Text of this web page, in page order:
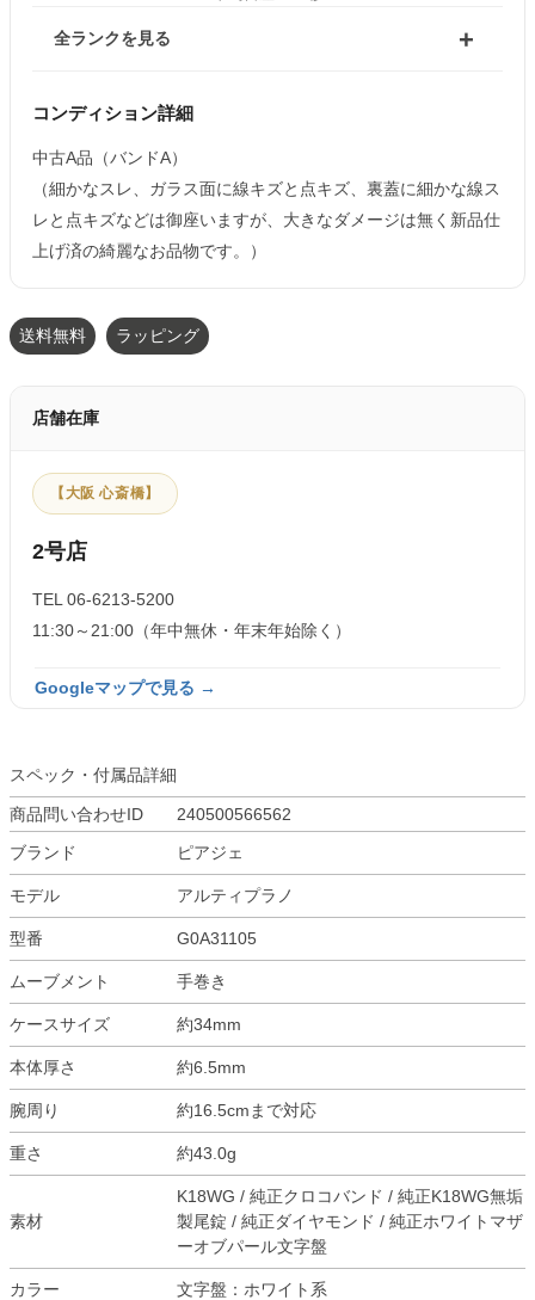
全ランクを見る
コンディション詳細
中古A品（バンドA）
（細かなスレ、ガラス面に線キズと点キズ、裏蓋に細かな線ス
レと点キズなどは御座いますが、大きなダメージは無く新品仕
上げ済の綺麗なお品物です。）
送料無料 ラッピング
店舗在庫
【大阪 心斎橋】
2号店
TEL 06-6213-5200
11:30～21:00（年中無休・年末年始除く）
Googleマップで見る →
スペック・付属品詳細
商品問い合わせID
240500566562
ブランド
ピアジェ
モデル アルティプラノ
型番 G0A31105
ムーブメント 手巻き
ケースサイズ 約34mm
本体厚さ 約6.5mm
腕周り 約16.5cmまで対応
重さ 約43.0g
素材
K18WG / 純正クロコバンド / 純正K18WG無垢
製尾錠 / 純正ダイヤモンド / 純正ホワイトマザ
ーオブパール文字盤
カラー 文字盤：ホワイト系